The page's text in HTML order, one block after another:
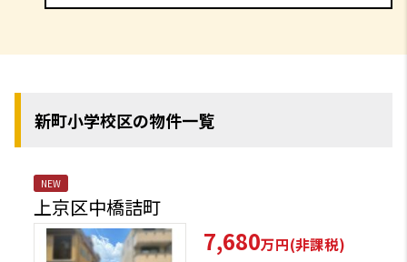
新町小学校区の物件一覧
NEW
上京区中橋詰町
7,680万円(非課税)